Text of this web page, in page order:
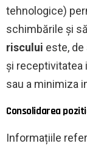
tehnologice)
schimbările și
riscului este,
și receptivitatea
sau a minimiza
Consolidarea
Informațiile